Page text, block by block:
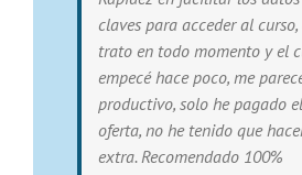
claves para acceder al
trato en todo momento y el
empecé hace poco, me
productivo, solo he pagado
oferta, no he tenido que
extra. Recomendado 100%